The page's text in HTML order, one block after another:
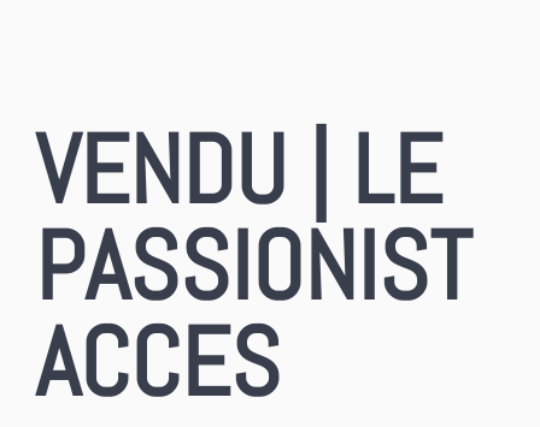
VENDU | LE
PASSIONIST
ACCES